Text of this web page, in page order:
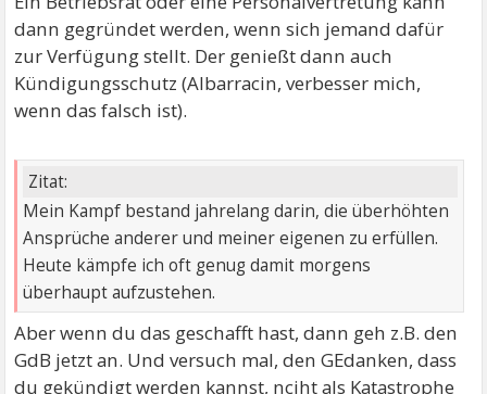
dann gegründet werden, wenn sich jemand dafür
zur Verfügung stellt. Der genießt dann auch
Kündigungsschutz (Albarracin, verbesser mich,
wenn das falsch ist).
Zitat:
Mein Kampf bestand jahrelang darin, die überhöhten
Ansprüche anderer und meiner eigenen zu erfüllen.
Heute kämpfe ich oft genug damit morgens
überhaupt aufzustehen.
Aber wenn du das geschafft hast, dann geh z.B. den
GdB jetzt an. Und versuch mal, den GEdanken, dass
du gekündigt werden kannst, nciht als Katastrophe